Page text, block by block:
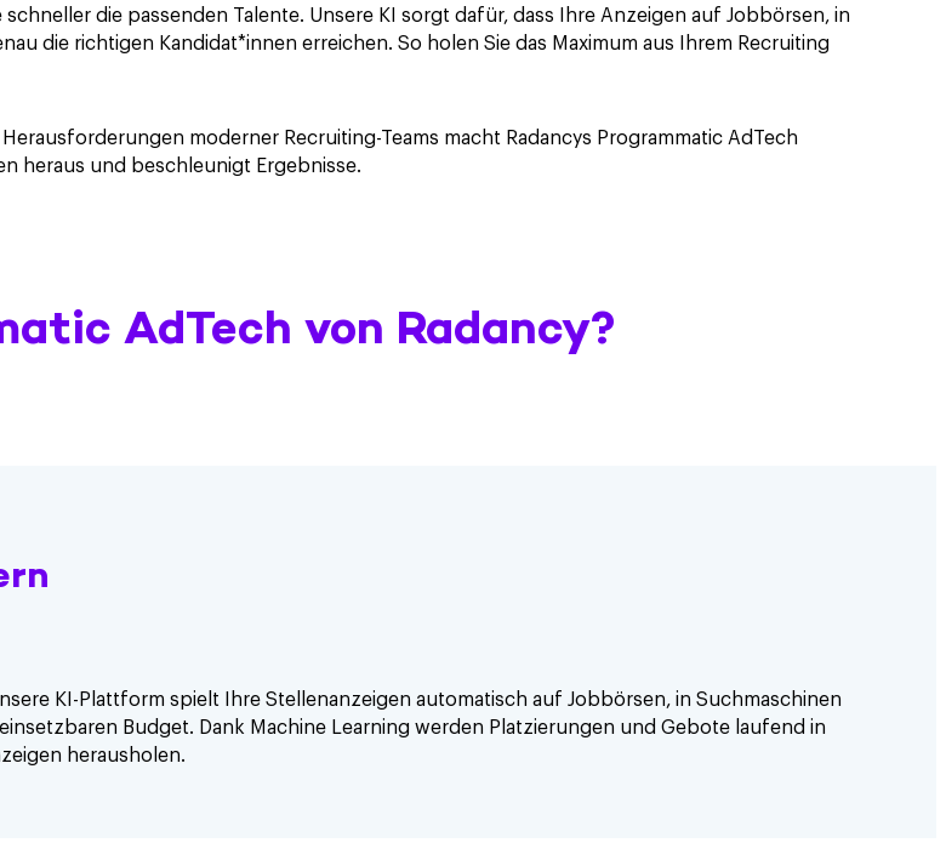
die passenden Talente. Unsere KI sorgt dafür, dass Ihre Anzeigen auf Jobbörsen, in
die richtigen Kandidat*innen erreichen. So holen Sie das Maximum aus Ihrem Recruiting
moderner Recruiting-Teams macht Radancys Programmatic AdTech
heraus und beschleunigt Ergebnisse.
AdTech von Radancy?
KI-Plattform spielt Ihre Stellenanzeigen automatisch auf Jobbörsen, in Suchmaschinen
Budget. Dank Machine Learning werden Platzierungen und Gebote laufend in
herausholen.